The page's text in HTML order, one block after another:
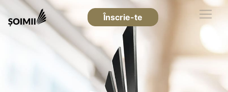
Înscrie-te